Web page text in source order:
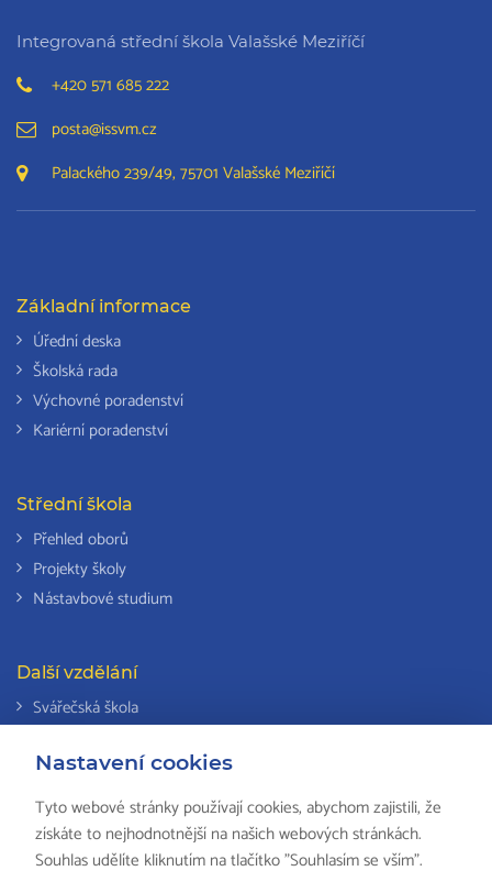
Nastavení cookies
Tyto webové stránky používají cookies, abychom zajistili, že
získáte to nejhodnotnější na našich webových stránkách.
Souhlas udělíte kliknutím na tlačítko "Souhlasím se vším".
Integrovaná střední škola Valašské Meziříčí
+420 571 685 222
posta@issvm.cz
Palackého 239/49, 75701 Valašské Meziříčí
Základní informace
Úřední deska
Školská rada
Výchovné poradenství
Kariérní poradenství
Střední škola
Přehled oborů
Projekty školy
Nástavbové studium
Další vzdělání
Svářečská škola
Národní soustava kvalifikací